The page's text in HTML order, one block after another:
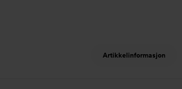
Artikkelinformasjon